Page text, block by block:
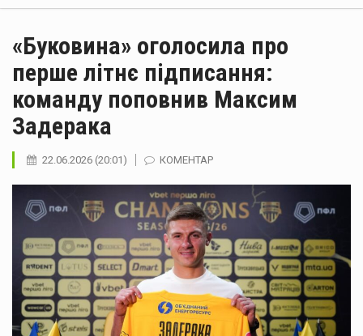
«Буковина» оголосила про
перше літнє підписання:
команду поповнив Максим
Задерака
22.06.2026 (20:01) КОМЕНТАР